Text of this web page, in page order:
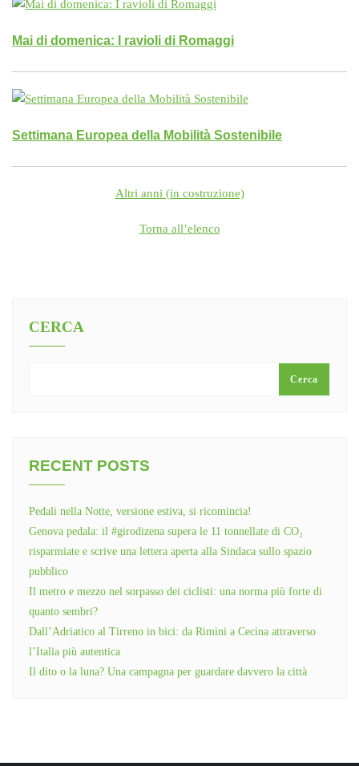
Mai di domenica: I ravioli di Romaggi
Settimana Europea della Mobilità Sostenibile
Altri anni (in costruzione)
Torna all’elenco
CERCA
Cerca
RECENT POSTS
Pedali nella Notte, versione estiva, si ricomincia!
Genova pedala: il #girodizena supera le 11 tonnellate di CO₂
risparmiate e scrive una lettera aperta alla Sindaca sullo spazio
pubblico
Il metro e mezzo nel sorpasso dei ciclisti: una norma più forte di
quanto sembri?
Dall’Adriatico al Tirreno in bici: da Rimini a Cecina attraverso
l’Italia più autentica
Il dito o la luna? Una campagna per guardare davvero la città